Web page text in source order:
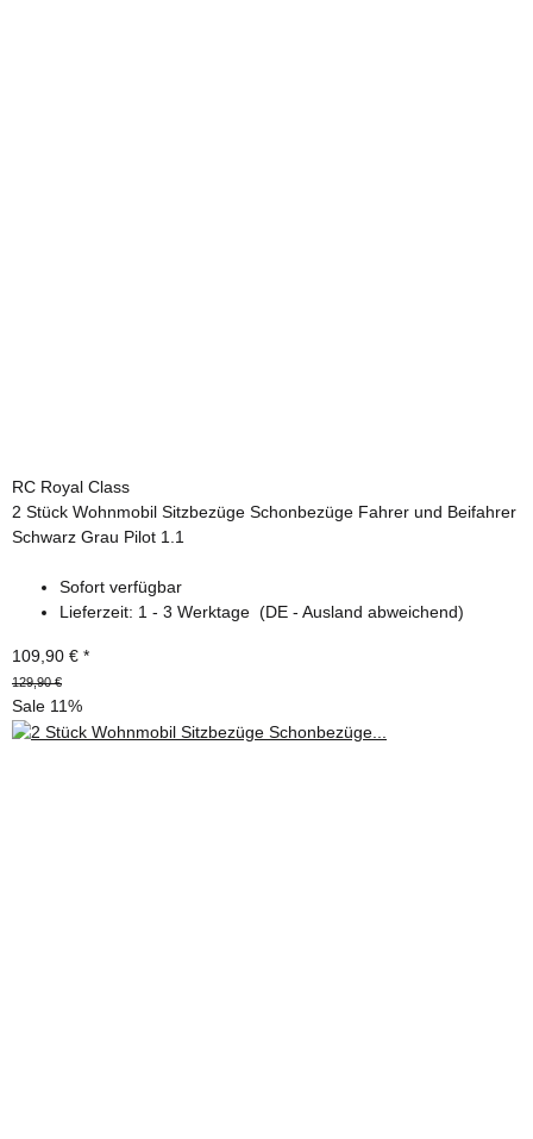
RC Royal Class
2 Stück Wohnmobil Sitzbezüge Schonbezüge Fahrer und Beifahrer
Schwarz Grau Pilot 1.1
Sofort verfügbar
Lieferzeit: 1 - 3 Werktage (DE - Ausland abweichend)
109,90 € *
129,90 €
Sale 11%